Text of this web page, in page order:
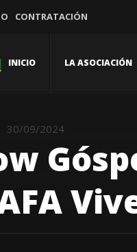
CONTRATACIÓN
INICIO LA ASOCIACIÓN
30/09/2024